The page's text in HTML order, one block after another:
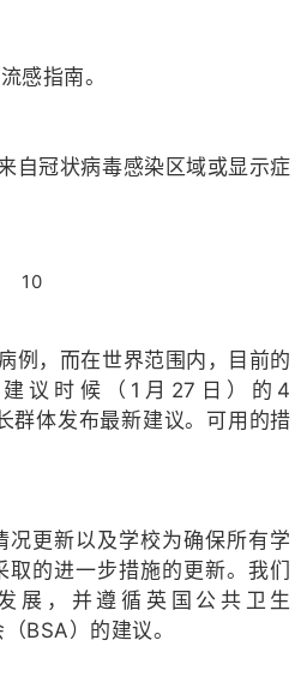
感指南。
自冠状病毒感染区域或显示症
10
例，而在世界范围内，目前的
议时候（1月27日）的4
群体发布最新建议。可用的措
况更新以及学校为确保所有学
取的进一步措施的更新。我们
展，并遵循英国公共卫生
BSA）的建议。